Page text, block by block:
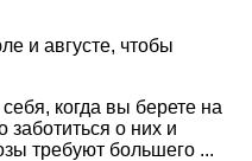
и августе, чтобы
когда вы берете на
заботиться о них и
требуют большего ...